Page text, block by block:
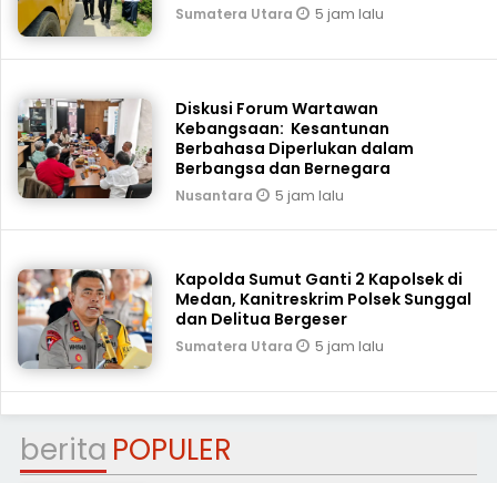
Sumatera Utara 5 jam lalu
Diskusi Forum Wartawan
Kebangsaan: Kesantunan
Berbahasa Diperlukan dalam
Berbangsa dan Bernegara
Nusantara 5 jam lalu
Kapolda Sumut Ganti 2 Kapolsek di
Medan, Kanitreskrim Polsek Sunggal
dan Delitua Bergeser
Sumatera Utara 5 jam lalu
berita POPULER